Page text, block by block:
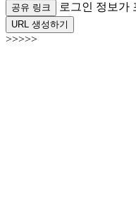
공유 링크 로그인 정보가
URL 생성하기
>>>>>